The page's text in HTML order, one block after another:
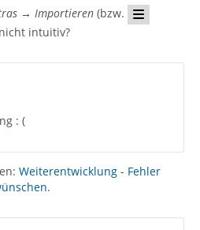
→ Importieren (bzw.
intuitiv?
: (
Weiterentwicklung - Fehler
.